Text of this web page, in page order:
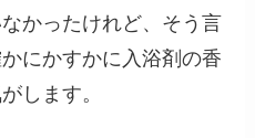
かったけれど、そう言
にかすかに入浴剤の香
します。